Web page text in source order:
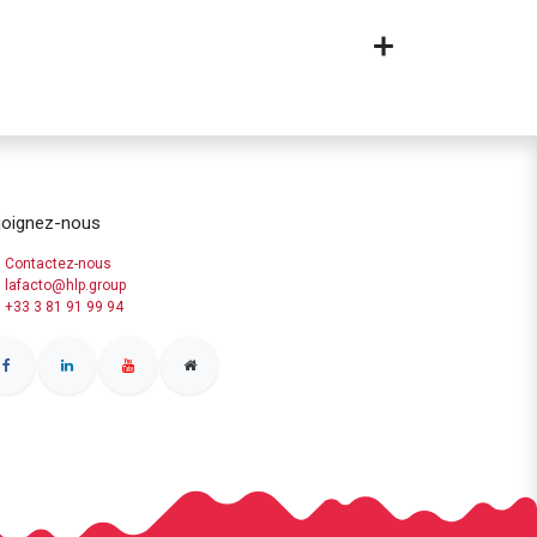
nous
Contactez-nous
lafacto@hlp.group
+33 3 81 91 99 94